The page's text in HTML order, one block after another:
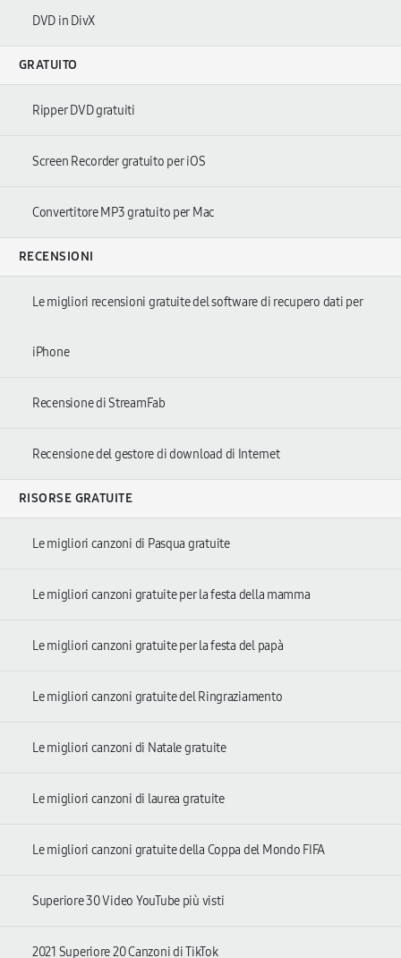
DVD in DivX
GRATUITO
Ripper DVD gratuiti
Screen Recorder gratuito per iOS
Convertitore MP3 gratuito per Mac
RECENSIONI
Le migliori recensioni gratuite del software di recupero dati per
iPhone
Recensione di StreamFab
Recensione del gestore di download di Internet
RISORSE GRATUITE
Le migliori canzoni di Pasqua gratuite
Le migliori canzoni gratuite per la festa della mamma
Le migliori canzoni gratuite per la festa del papà
Le migliori canzoni gratuite del Ringraziamento
Le migliori canzoni di Natale gratuite
Le migliori canzoni di laurea gratuite
Le migliori canzoni gratuite della Coppa del Mondo FIFA
Superiore 30 Video YouTube più visti
2021 Superiore 20 Canzoni di TikTok